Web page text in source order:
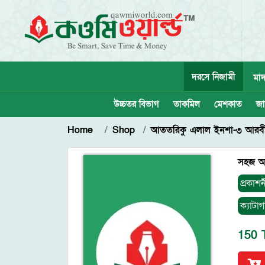
দরসে নিজামী
উচ্চতর বিভাগ তাকমিল মেশকাত
Home Shop আততরিকু এলাল ইনশা-৩
সহজ
150